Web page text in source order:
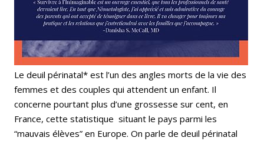
Le deuil périnatal* est l’un des angles morts de la vie des
femmes et des couples qui attendent un enfant. Il
concerne pourtant plus d’une grossesse sur cent, en
France, cette statistique situant le pays parmi les
“mauvais élèves” en Europe. On parle de deuil périnatal